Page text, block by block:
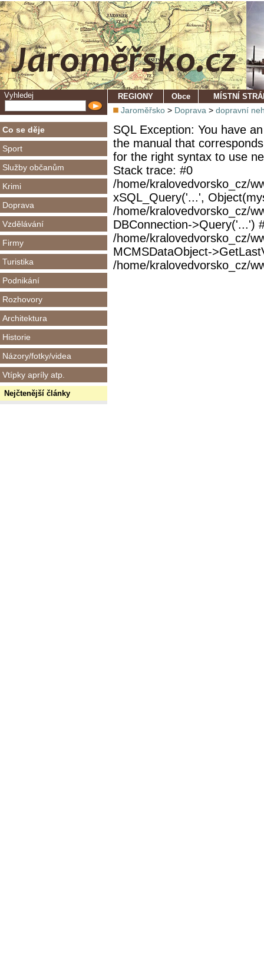
Vyhledej
Co se děje
Sport
Služby občanům
Krimi
Doprava
Vzdělávání
Firmy
Turistika
Podnikání
Rozhovory
Architektura
Historie
Názory/fotky/videa
Vtípky apríly atp.
Nejčtenější články
REGIONY Obce MÍSTNÍ
Jaroměřsko > Doprava > dopravní
SQL Exception: You have
the manual that
for the right syntax to use
Stack trace: #0
/home/kralovedvorsko_cz/
xSQL_Query('...',
/home/kralovedvorsko_cz/
DBConnection->Query('...')
/home/kralovedvorsko_cz/
MCMSDataObject-
/home/kralovedvorsko_cz/